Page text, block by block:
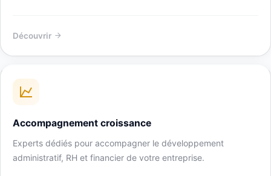
Découvrir
Accompagnement croissance
Experts dédiés pour accompagner le développement
administratif, RH et financier de votre entreprise.